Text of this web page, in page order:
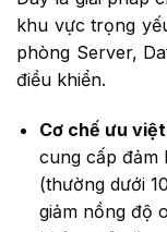
khu vực trọng
phòng Server,
điều khiển.
Cơ chế ưu
cung cấp đảm
(thường dưới
giảm nồng độ